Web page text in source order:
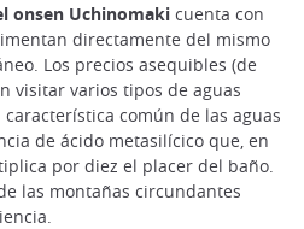
onsen Uchinomaki cuenta con
directamente del mismo
Los precios asequibles (de
visitar varios tipos de aguas
común de las aguas
de ácido metasilícico que, en
por diez el placer del baño.
las montañas circundantes